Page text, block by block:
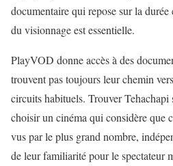
documentaire qui repose sur la
du visionnage est essentielle.
PlayVOD donne accès à des
trouvent pas toujours leur chemin
circuits habituels. Trouver Tehachapi
choisir un cinéma qui considère que
vus par le plus grand nombre,
de leur familiarité pour le spectateur